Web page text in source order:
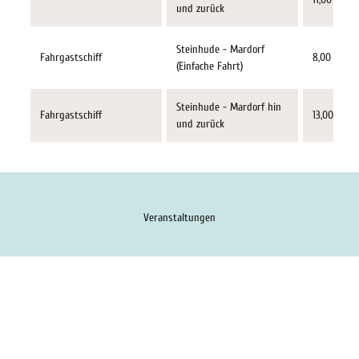
und zurück
Fahrgastschiff
Steinhude - Mardorf
(Einfache Fahrt)
8,00 €
Fahrgastschiff
Steinhude - Mardorf hin
und zurück
13,00 €
Veranstaltungen